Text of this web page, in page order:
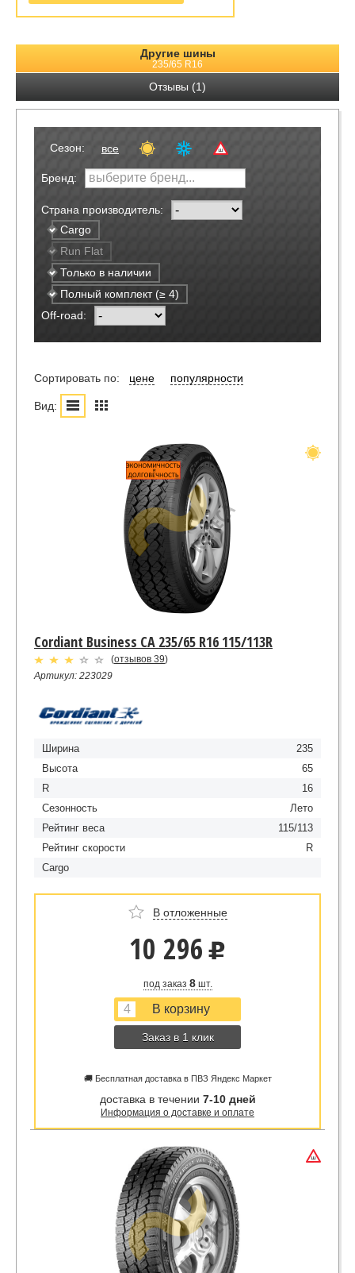
Другие шины
235/65 R16
Отзывы (1)
Сезон: все
Бренд:
Страна производитель:
Cargo
Run Flat
Только в наличии
Полный комплект (≥ 4)
Off-road:
Сортировать по: цене популярности
Вид:
Cordiant Business CA 235/65 R16 115/113R
(отзывов 39)
Артикул: 223029
Ширина
235
Высота
65
R
16
Сезонность
Лето
Рейтинг веса
115/113
Рейтинг скорости
R
Cargo
В отложенные
10 296 u
под заказ 8шт.
Заказ в 1 клик
🚚 Бесплатная доставка в ПВЗ Яндекс Маркет
доставка в течении 7-10 дней
Информация о доставке и оплате